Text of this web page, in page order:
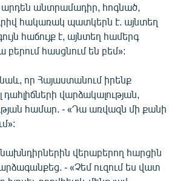
արդեն անտրամադիր, հոգնած,
հակառակ պատկերն է. այնտեղ
հաճույք է, այնտեղ համերգ
բերում հասցնում են բեմ»:
որ Հայաստանում իրենք
վարձակալության,
համար. - «Դա առվազն մի քանի
վերաբերող հարցին
- «Չեմ ուզում ես վատ